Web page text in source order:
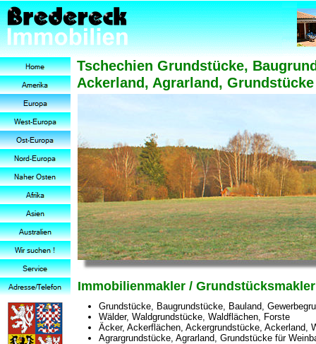
Tschechien Grundstücke,
Ackerland, Agrarland,
Immobilienmakler /
Grundstücke, Baugrundstücke, Bauland,
Wälder, Waldgrundstücke, Waldflächen, Forste
Äcker, Ackerflächen, Ackergrundstücke, Ackerland,
Agrargrundstücke, Agrarland, Grundstücke für